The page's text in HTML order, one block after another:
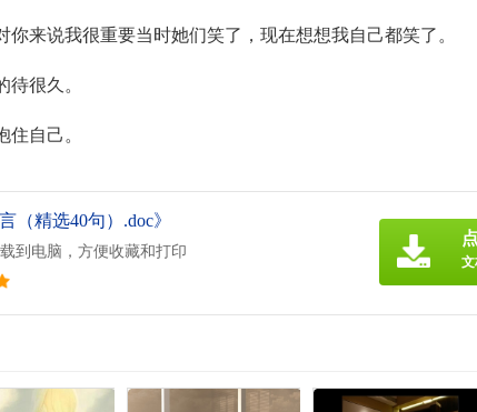
你来说我很重要当时她们笑了，现在想想我自己都笑了。
很久。
自己。
（精选40句）.doc》
到电脑，方便收藏和打印
文